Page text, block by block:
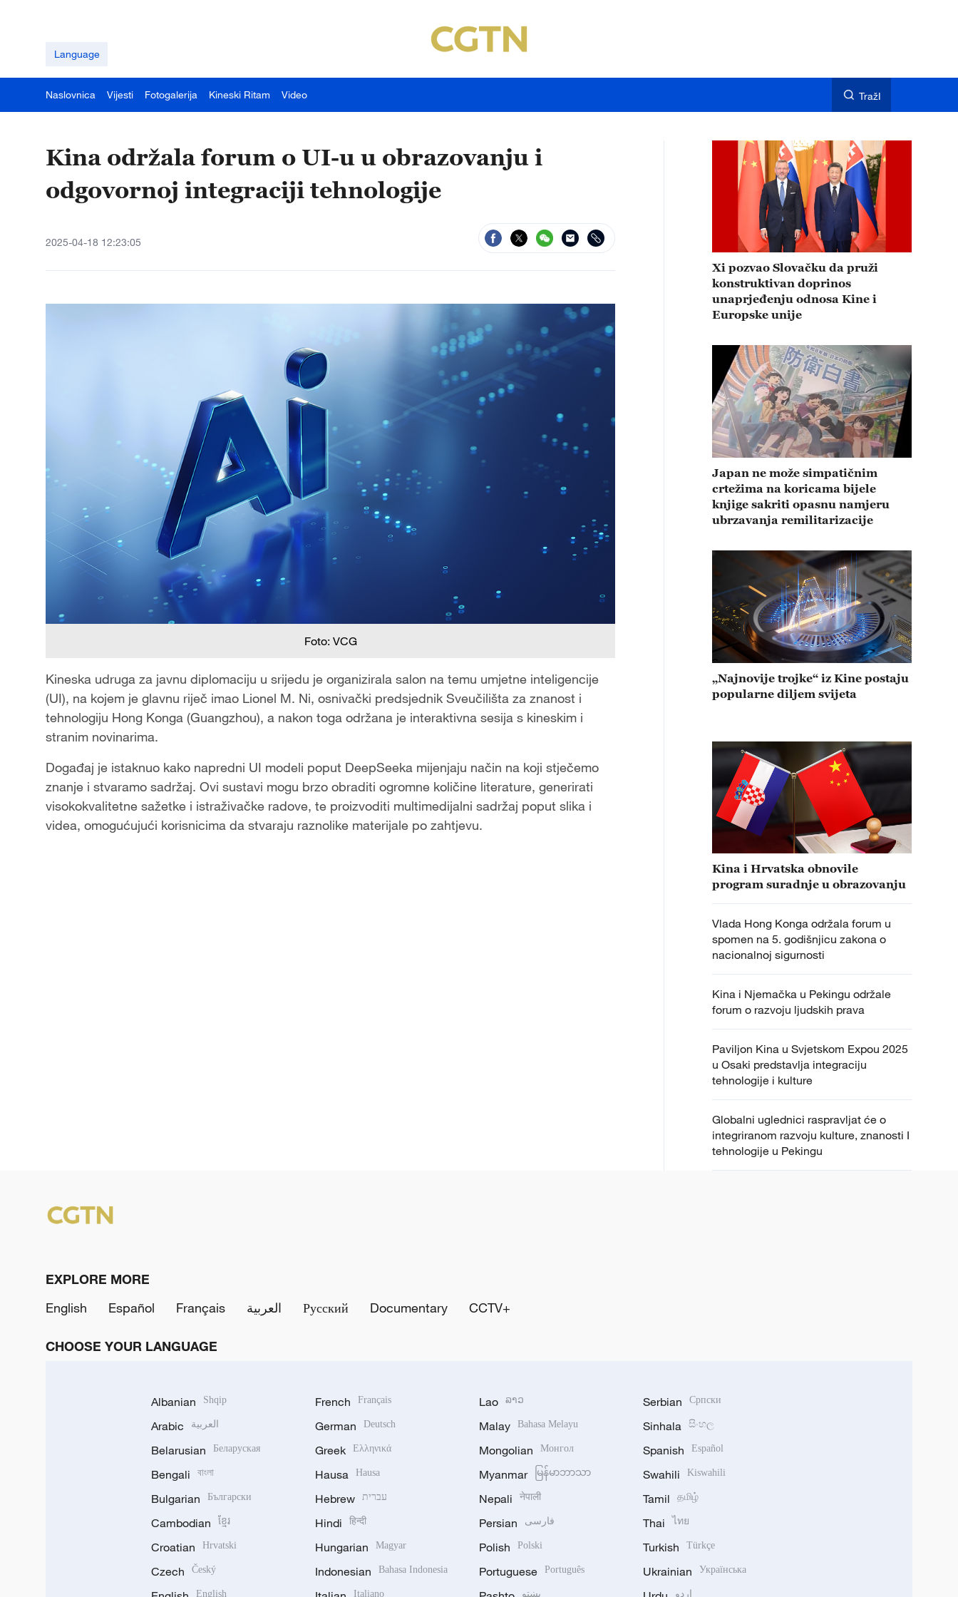
Language
Naslovnica Vijesti Fotogalerija Kineski Ritam Video TražI
Kina održala forum o UI-u u obrazovanju i
odgovornoj integraciji tehnologije
2025-04-18 12:23:05
Foto: VCG
Kineska udruga za javnu diplomaciju u srijedu je organizirala salon na temu umjetne inteligencije
(UI), na kojem je glavnu riječ imao Lionel M. Ni, osnivački predsjednik Sveučilišta za znanost i
tehnologiju Hong Konga (Guangzhou), a nakon toga održana je interaktivna sesija s kineskim i
stranim novinarima.
Događaj je istaknuo kako napredni UI modeli poput DeepSeeka mijenjaju način na koji stječemo
znanje i stvaramo sadržaj. Ovi sustavi mogu brzo obraditi ogromne količine literature, generirati
visokokvalitetne sažetke i istraživačke radove, te proizvoditi multimedijalni sadržaj poput slika i
videa, omogućujući korisnicima da stvaraju raznolike materijale po zahtjevu.
Xi pozvao Slovačku da pruži
konstruktivan doprinos
unaprjeđenju odnosa Kine i
Europske unije
Japan ne može simpatičnim
crtežima na koricama bijele
knjige sakriti opasnu namjeru
ubrzavanja remilitarizacije
„Najnovije trojke“ iz Kine postaju
popularne diljem svijeta
Kina i Hrvatska obnovile
program suradnje u obrazovanju
Vlada Hong Konga održala forum u
spomen na 5. godišnjicu zakona o
nacionalnoj sigurnosti
Kina i Njemačka u Pekingu održale
forum o razvoju ljudskih prava
Paviljon Kina u Svjetskom Expou 2025
u Osaki predstavlja integraciju
tehnologije i kulture
Globalni uglednici raspravljat će o
integriranom razvoju kulture, znanosti I
tehnologije u Pekingu
EXPLORE MORE
English
Español Français العربية Русский Documentary CCTV+
CHOOSE YOUR LANGUAGE
Albanian Shqip
Arabic العربية
Belarusian Беларуская
Bengali বাংলা
Bulgarian Български
Cambodian ខ្មែរ
Croatian Hrvatski
Czech Český
English
French Français
German Deutsch
Greek Ελληνικά
Hausa Hausa
Hebrew עברית
Hindi हिन्दी
Hungarian Magyar
Indonesian Bahasa Indonesia
Italiano
Lao ລາວ
Malay Bahasa Melayu
Mongolian Монгол
Myanmar မြန်မာဘာသာ
Nepali नेपाली
Persian فارسی
Polish Polski
Portuguese Português
پښتو
Serbian Српски
Sinhala සිංහල
Spanish Español
Swahili Kiswahili
Tamil தமிழ்
Thai ไทย
Turkish Türkçe
Ukrainian Українська
اردو